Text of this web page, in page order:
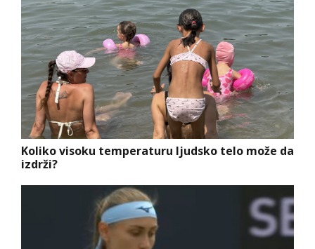
Koliko visoku temperaturu ljudsko telo može da
izdrži?